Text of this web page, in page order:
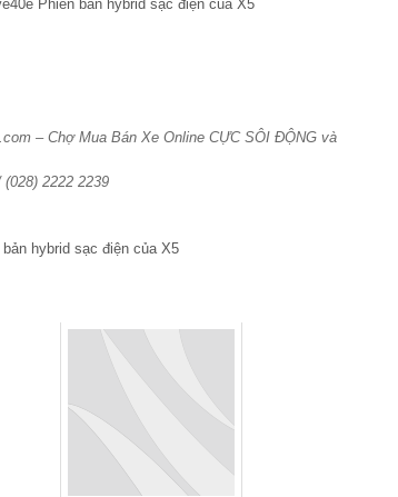
– Chợ Mua Bán Xe Online CỰC SÔI ĐỘNG và
2222 2239